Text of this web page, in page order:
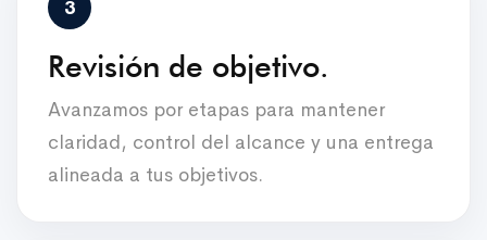
Revisión de objetivo.
Avanzamos por etapas para mantener
claridad, control del alcance y una entrega
alineada a tus objetivos.